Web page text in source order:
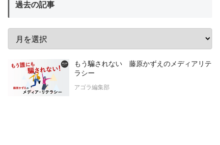
過去の記事
もう騙されない 藤原かずえのメディアリテ
ラシー
アゴラ編集部